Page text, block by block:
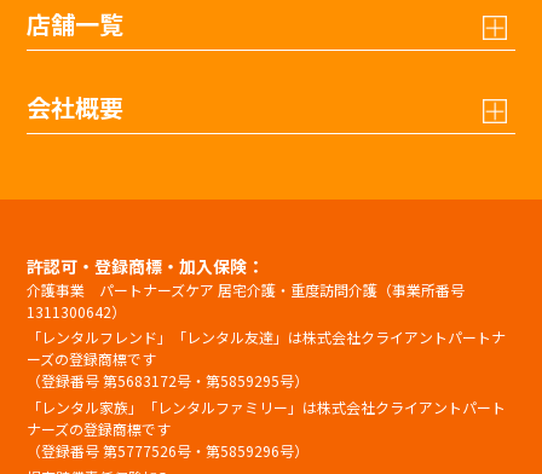
店舗一覧
会社概要
許認可・登録商標・加入保険：
介護事業 パートナーズケア 居宅介護・重度訪問介護（事業所番号
1311300642）
「レンタルフレンド」「レンタル友達」は株式会社クライアントパートナ
ーズの登録商標です
（登録番号 第5683172号・第5859295号）
「レンタル家族」「レンタルファミリー」は株式会社クライアントパート
ナーズの登録商標です
（登録番号 第5777526号・第5859296号）